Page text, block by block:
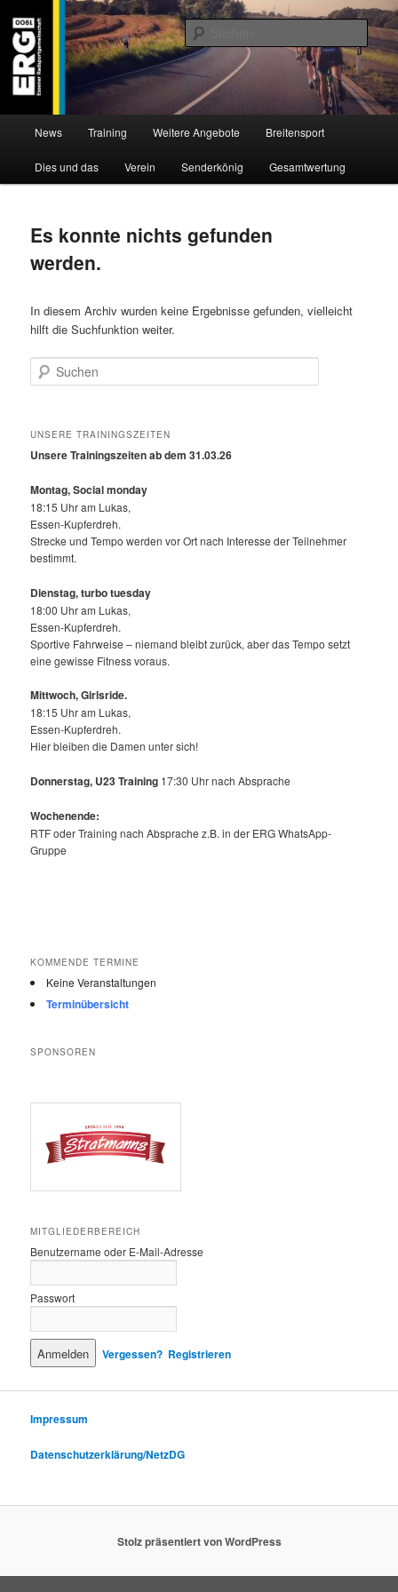
Inhalt
wechseln
sekundären
Inhalt
wechselnERG 1900 e.V
Willkommen bei der Essener Radsportgemeinschaft
News Training Weitere Angebote Breitensport
Dies und das Verein Senderkönig Gesamtwertung
Es konnte nichts gefunden
werden.
In diesem Archiv wurden keine Ergebnisse gefunden, vielleicht
hilft die Suchfunktion weiter.
Suchen
UNSERE TRAININGSZEITEN
Unsere Trainingszeiten ab dem 31.03.26
Montag, Social monday
18:15 Uhr am Lukas,
Essen-Kupferdreh.
Strecke und Tempo werden vor Ort nach Interesse der Teilnehmer
bestimmt.
Dienstag, turbo tuesday
18:00 Uhr am Lukas,
Essen-Kupferdreh.
Sportive Fahrweise – niemand bleibt zurück, aber das Tempo setzt
eine gewisse Fitness voraus.
Mittwoch,Girlsride.
18:15 Uhr am Lukas,
Essen-Kupferdreh.
Hier bleiben die Damen unter sich!
Donnerstag, U23 Training 17:30 Uhr nach Absprache
Wochenende:
RTF oder Training nach Absprache z.B. in der ERG WhatsApp-
Gruppe
KOMMENDE TERMINE
Keine Veranstaltungen
Terminübersicht
SPONSOREN
MITGLIEDERBEREICH
Benutzername oder E-Mail-Adresse
Passwort
Vergessen? Registrieren
Impressum
Datenschutzerklärung/NetzDG
Stolz präsentiert von WordPress